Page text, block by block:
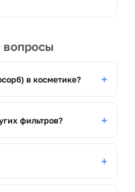
вопросы
в косметике?
фильтров?